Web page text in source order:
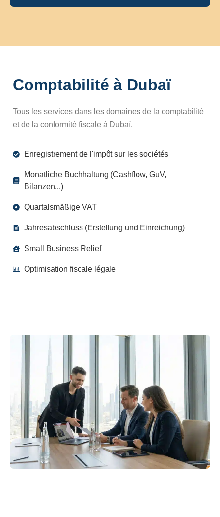
Comptabilité à Dubaï
Tous les services dans les domaines de la comptabilité
et de la conformité fiscale à Dubaï.
Enregistrement de l'impôt sur les sociétés
Monatliche Buchhaltung (Cashflow, GuV,
Bilanzen...)
Quartalsmäßige VAT
Jahresabschluss (Erstellung und Einreichung)
Small Business Relief
Optimisation fiscale légale